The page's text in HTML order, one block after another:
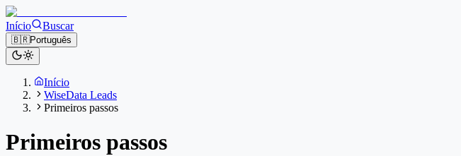
Início Buscar
🇧🇷Português
Início
WiseData Leads
Primeiros passos
Primeiros passos